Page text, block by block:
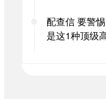
配查信 要警
是这1种顶级